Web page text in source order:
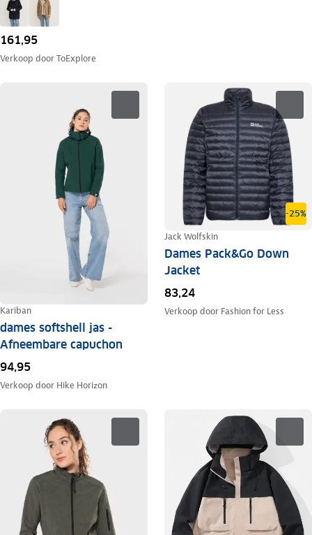
161,95
Verkoop doorToExplore
Kariban
dames softshell jas -
Afneembare capuchon
94,95
Verkoop door Hike Horizon
-25%
Jack Wolfskin
Dames Pack&Go Down
Jacket
83,24
Verkoop door Fashion for Less